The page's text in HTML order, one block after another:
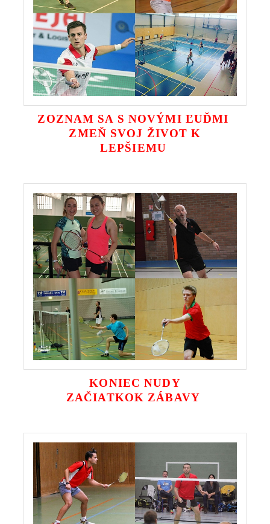
ZOZNAM SA S NOVÝMI ĽUĎMI
ZMEŇ SVOJ ŽIVOT K
LEPŠIEMU
KONIEC NUDY
ZAČIATKOK ZÁBAVY